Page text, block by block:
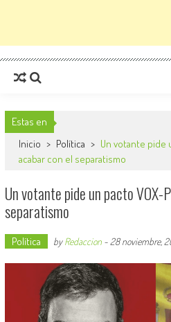
Estas en
Inicio > Política > Un votante pide
acabar con el separatismo
Un votante pide un pacto VOX-
separatismo
Política byRedaccion- 28 noviembre,